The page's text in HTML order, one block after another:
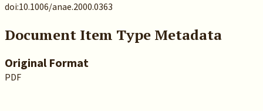
doi:10.1006/anae.2000.0363
Document Item Type Metadata
Original Format
PDF